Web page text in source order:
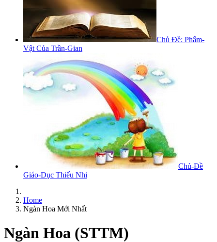
Chủ Đề: Phẩm-
Vật Của Trần-Gian
Chủ-Đề
Giáo-Dục Thiếu Nhi
Home
Ngàn Hoa Mới Nhất
Ngàn Hoa (STTM)